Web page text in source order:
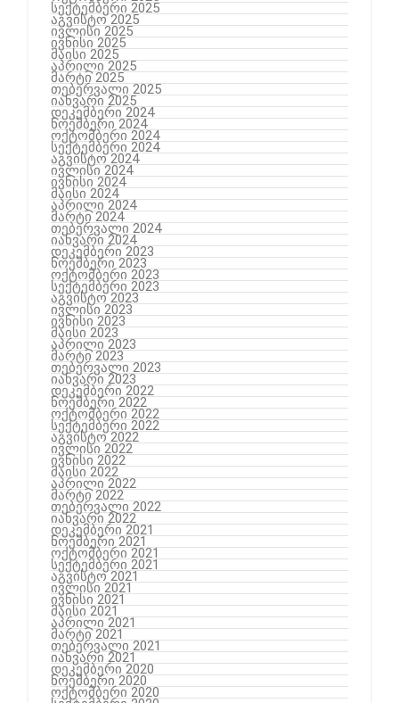
სექტემბერი 2025
აგვისტო 2025
ივლისი 2025
ივნისი 2025
მაისი 2025
აპრილი 2025
მარტი 2025
თებერვალი 2025
იანვარი 2025
დეკემბერი 2024
ნოემბერი 2024
ოქტომბერი 2024
სექტემბერი 2024
აგვისტო 2024
ივლისი 2024
ივნისი 2024
მაისი 2024
აპრილი 2024
მარტი 2024
თებერვალი 2024
იანვარი 2024
დეკემბერი 2023
ნოემბერი 2023
ოქტომბერი 2023
სექტემბერი 2023
აგვისტო 2023
ივლისი 2023
ივნისი 2023
მაისი 2023
აპრილი 2023
მარტი 2023
თებერვალი 2023
იანვარი 2023
დეკემბერი 2022
ნოემბერი 2022
ოქტომბერი 2022
სექტემბერი 2022
აგვისტო 2022
ივლისი 2022
ივნისი 2022
მაისი 2022
აპრილი 2022
მარტი 2022
თებერვალი 2022
იანვარი 2022
დეკემბერი 2021
ნოემბერი 2021
ოქტომბერი 2021
სექტემბერი 2021
აგვისტო 2021
ივლისი 2021
ივნისი 2021
მაისი 2021
აპრილი 2021
მარტი 2021
თებერვალი 2021
იანვარი 2021
დეკემბერი 2020
ნოემბერი 2020
ოქტომბერი 2020